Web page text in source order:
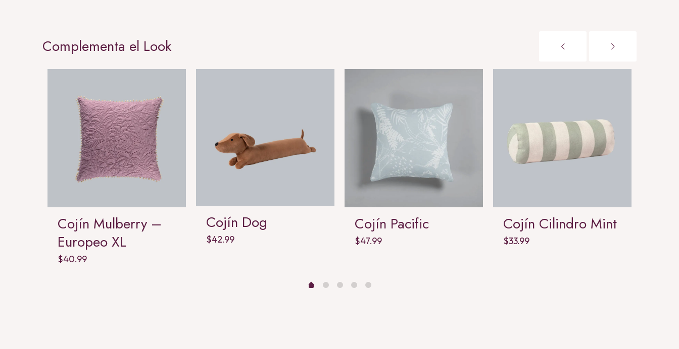
Complementa el Look
Cojín Mulberry –
Europeo XL
$40.99
Cojín Dog
$42.99
Cojín Pacific
$47.99
Cojín Cilindro Mint
$33.99